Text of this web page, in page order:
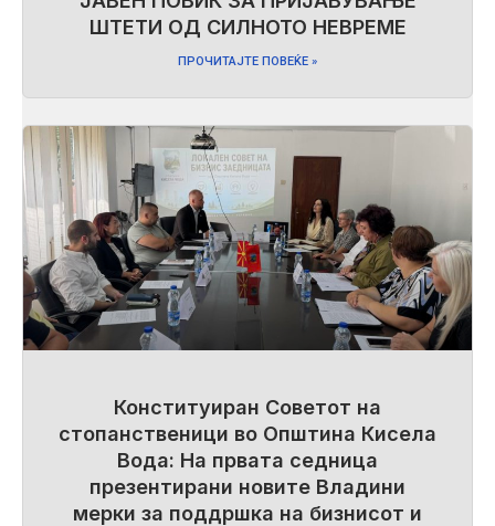
ШТЕТИ ОД СИЛНОТО НЕВРЕМЕ
ПРОЧИТАЈТЕ ПОВЕЌЕ »
Конституиран Советот на
стопанственици во Општина Кисела
Вода: На првата седница
презентирани новите Владини
мерки за поддршка на бизнисот и